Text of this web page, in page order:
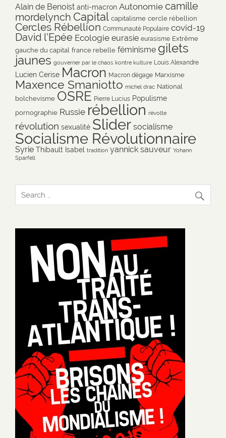
Alain de Benoist anti-macron Autonomie camille
mordelynch Capital capitalisme cercle rébellion
Cercles Rébellion Communauté Populaire covid-19
David l'Epée Ecologie eurasie eurasisme Extrême
gauche du capital france rebelle féminisme gilets
jaunes gouverner par le chaos kontre kulture Louis Alexandre
Lucien Cerise Macron Macron dégage Marxisme
Maxence Smaniotto michel drac National
bolchevisme OSRE Pierre Lucius Populisme
pornographie Russie rébellion révolte
révolution sexualité Slider socialisme
Socialisme Révolutionnaire
Syrie Thibault Isabel tradition yannick sauveur Yohann
Sparfell